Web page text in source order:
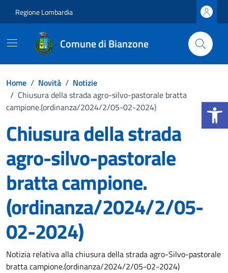
Apri la
Regione Lombardia
Comune di Bianzone
Home / Novità / Notizie
/ Chiusura della strada agro-silvo-pastorale bratta
campione.(ordinanza/2024/2/05-02-2024)
Chiusura della strada
agro-silvo-pastorale
bratta campione.
(ordinanza/2024/2/05-
02-2024)
Dettagli della notizia
Notizia relativa alla chiusura della strada agro-Silvo-pastorale
bratta campione.(ordinanza/2024/2/05-02-2024)